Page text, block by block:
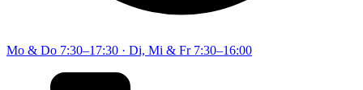
Mo & Do 7:30–17:30 · Di, Mi & Fr 7:30–16:00